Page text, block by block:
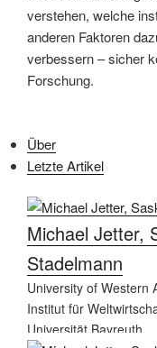
verstehen, welche
anderen Faktoren
verbessern – sicher
Forschung.
Über
Letzte Artikel
Michael Jetter,
Stadelmann
University of Western
Institut für
Universität Bayreuth.